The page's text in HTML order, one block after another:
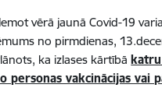
vērā jaunā Covid-19
no pirmdienas,
ka izlases kārtībā
personas vakcinācijas vai